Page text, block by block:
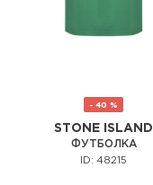
- 40 %
STONE ISLAND
ФУТБОЛКА
ID: 48215